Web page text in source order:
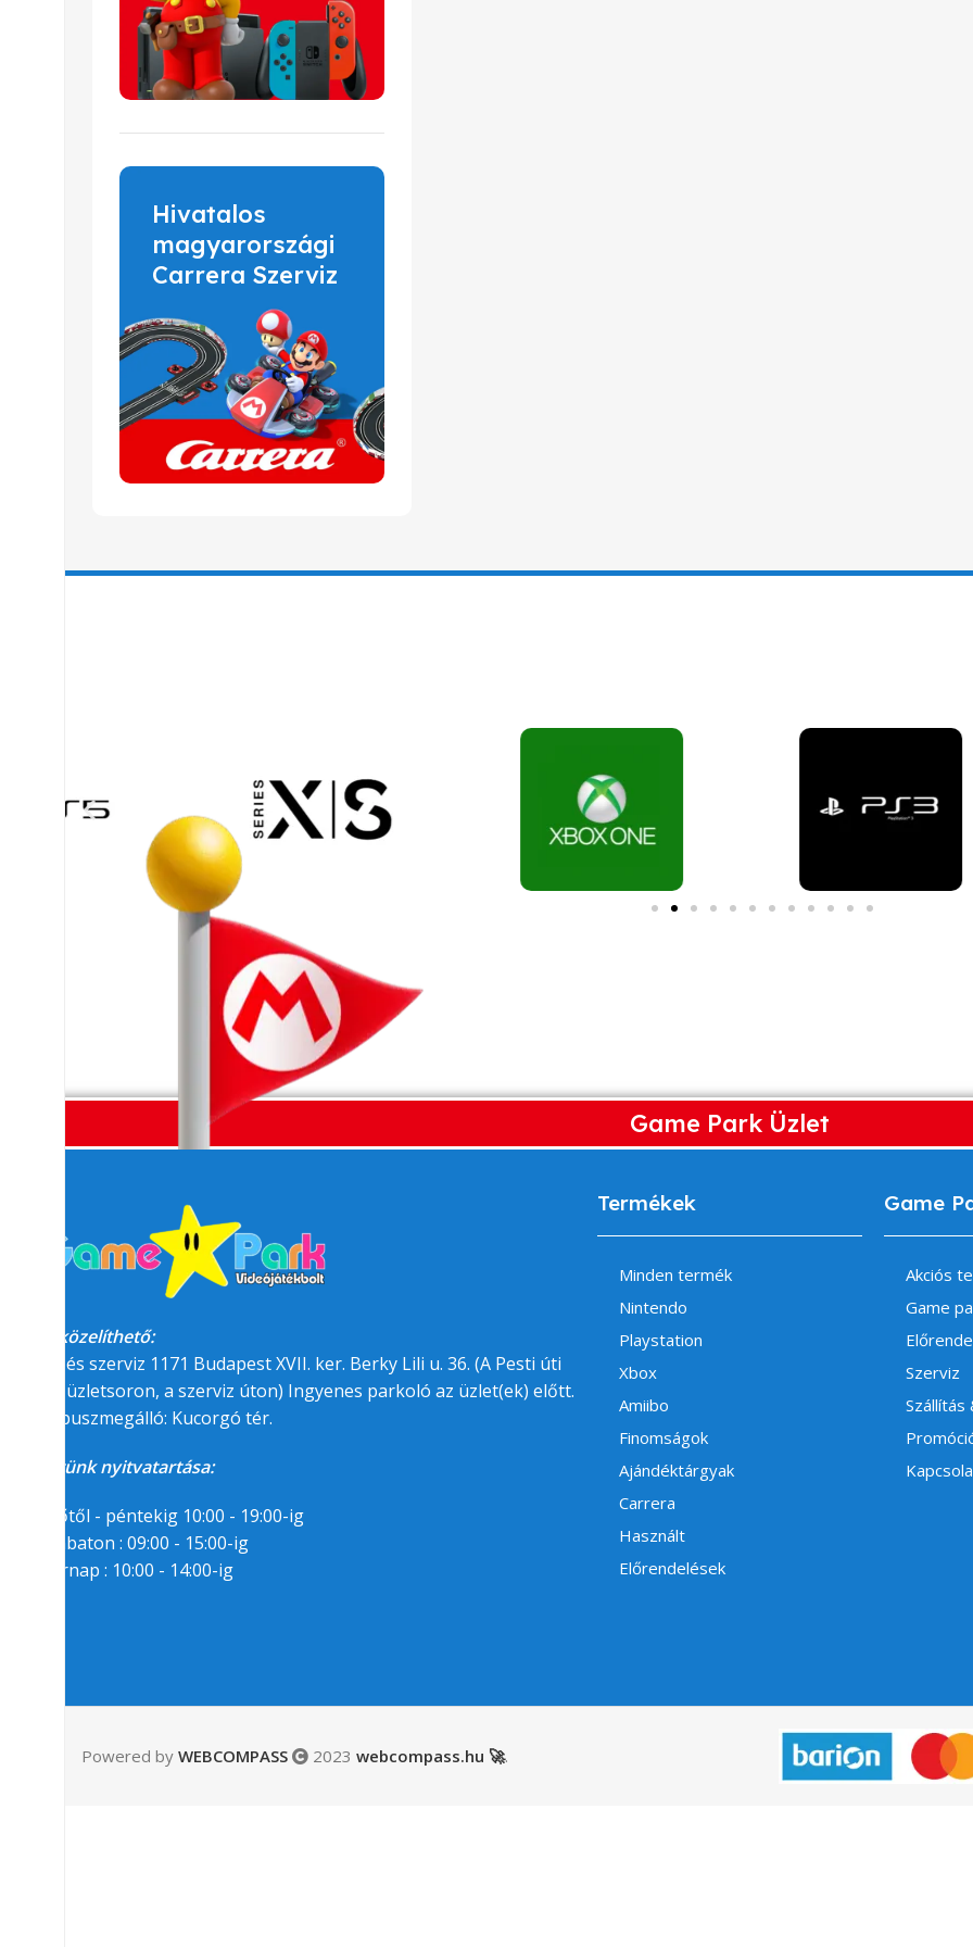
Segítségre van
06/30/94-22-55-8
Messenger
Hivatalos
magyarországi
Carrera Szerviz
Game Park Üzlet
Megközelíthető:
üzlet és szerviz 1171 Budapest XVII. ker. Berky Lili u. 36. (A Pesti úti
felőli üzletsoron, a szerviz úton) Ingyenes parkoló az üzlet(ek) előtt.
BKK buszmegálló: Kucorgó tér.
Üzletünk nyitvatartása:
Hétfőtől - péntekig 10:00 - 19:00-ig
Szombaton : 09:00 - 15:00-ig
Vasárnap : 10:00 - 14:00-ig
Termékek
Minden termék
Nintendo
Playstation
Xbox
Amiibo
Finomságok
Ajándéktárgyak
Carrera
Használt
Előrendelések
Game
Akciós
Game
Szerviz
Szállítás
Powered by WEBCOMPASS 2023 webcompass.hu 🚀.